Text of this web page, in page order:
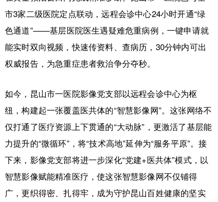
市3家二级医院定点联动，远程会诊中心24小时开通“绿
色通道”——基层医院医生遇疑难危重病例，一键申请就
能实时双向视频，快速传资料、查病历，30分钟内可出
权威报告，为急重症患者救治争分夺秒。
如今，昆山市一医院影像党支部以远程会诊中心为枢
纽，构建起一张覆盖医共体的“智慧影像网”。这张网络不
仅打通了医疗资源上下贯通的“大动脉”，更激活了基层能
力提升的“微循环”，将“技术高地”延伸为“服务平原”。接
下来，影像党支部将进一步深化“党建+医共体”模式，以
智慧影像赋能精准医疗，使这张智慧影像网不仅铺得
广，更织得密、扎得牢，成为守护昆山百姓健康的坚实